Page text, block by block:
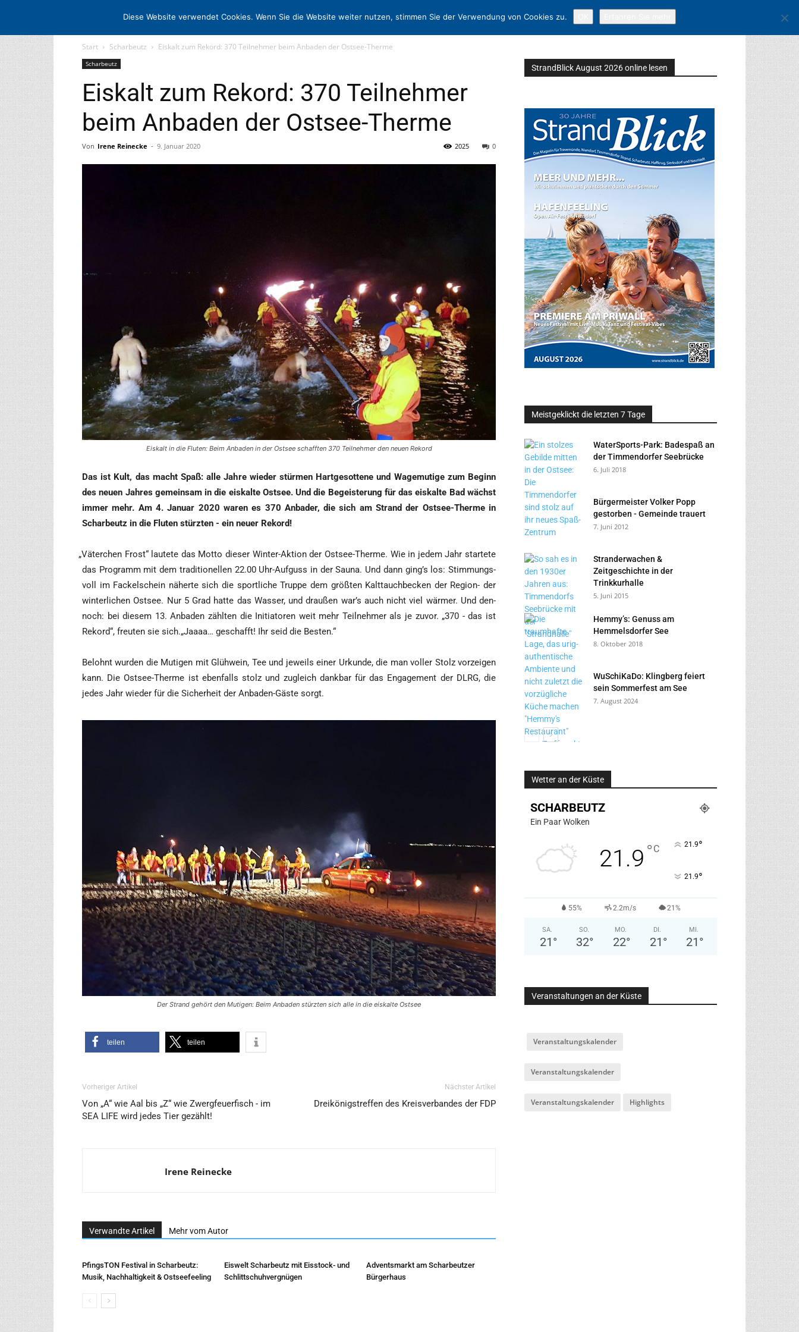
STARTSEITE ARCHIV MEDIADATEN KONTAKT
Start Scharbeutz Eiskalt zum Rekord: 370 Teilnehmer beim Anbaden der Ostsee-Therme
Scharbeutz
Eiskalt zum Rekord: 370 Teilnehmer
beim Anbaden der Ostsee-Therme
Von Irene Reinecke - 9. Januar 2020 0
2025
Eiskalt in die Fluten: Beim Anbaden in der Ostsee schafften 370 Teilnehmer den neuen Rekord
Das ist Kult, das macht Spaß: alle Jah­re wie­der stür­men Hart­ge­sot­te­ne und Wage­mu­ti­ge zum Beginn
des neu­en Jah­res gemein­sam in die eis­kal­te Ost­see. Und die Begeis­te­rung für das eis­kal­te Bad wächst
immer mehr. Am 4. Janu­ar 2020 waren es 370 Anba­der, die sich am Strand der Ost­see-Ther­me in
Schar­beutz in die Flu­ten stürz­ten - ein neu­er Rekord!
„Väter­chen Frost“ lau­te­te das Mot­to die­ser Win­ter-Akti­on der Ost­see-Ther­me. Wie in jedem Jahr star­te­te
das Pro­gramm mit dem tra­di­tio­nel­len 22.00 Uhr-Auf­guss in der Sau­na. Und dann ging’s los: Stim­mungs­
voll im Fackel­schein näher­te sich die sport­li­che Trup­pe dem größ­ten Kalt­tauch­be­cken der Regi­on- der
win­ter­li­chen Ost­see. Nur 5 Grad hat­te das Was­ser, und drau­ßen war’s auch nicht viel wär­mer. Und den­
noch: bei die­sem 13. Anba­den zähl­ten die Initia­to­ren weit mehr Teil­neh­mer als je zuvor. „370 - das ist
Rekord“, freu­ten sie sich.„Jaaaa… geschafft! Ihr seid die Besten.“
Belohnt wur­den die Muti­gen mit Glüh­wein, Tee und jeweils einer Urkun­de, die man vol­ler Stolz vor­zei­gen
kann. Die Ost­see-Ther­me ist eben­falls stolz und zugleich dank­bar für das Enga­ge­ment der DLRG, die
jedes Jahr wie­der für die Sicher­heit der Anba­den-Gäs­te sorgt.
Der Strand gehört den Muti­gen: Beim Anba­den stürz­ten sich alle in die eis­kal­te Ostsee
tei­len tei­len
Vorheriger Artikel
Von „A“ wie Aal bis „Z“ wie Zwergfeuerfisch - im
SEA LIFE wird jedes Tier gezählt!
Nächster Artikel
Dreikönigstreffen des Kreisverbandes der FDP
Irene Reinecke
Verwandte Artikel Mehr vom Autor
PfingsTON Festival in Scharbeutz:
Musik, Nachhaltigkeit & Ostseefeeling
Eiswelt Scharbeutz mit Eisstock- und
Schlittschuhvergnügen
Adventsmarkt am Scharbeutzer
Bürgerhaus
StrandBlick August 2026 online lesen
Meistgeklickt die letzten 7 Tage
WaterSports-Park: Badespaß an
der Timmendorfer Seebrücke
6. Juli 2018
Bürgermeister Volker Popp
gestorben - Gemeinde trauert
7. Juni 2012
Stranderwachen &
Zeitgeschichte in der
Trinkkurhalle
5. Juni 2015
Hemmy’s: Genuss am
Hemmelsdorfer See
8. Oktober 2018
WuSchiKaDo: Klingberg feiert
sein Sommerfest am See
7. August 2024
Wetter an der Küste
SCHARBEUTZ
Ein Paar Wolken
21.9 °C 21.9°
21.9°
55% 2.2m/s 21%
SA.
21 °
SO.
32°
MO.
22°
DI.
21 °
MI.
21 °
Veranstaltungen an der Küste
Veranstaltungskalender
Veranstaltungskalender
Veranstaltungskalender Highlights
Diese Website verwendet Cookies. Wenn Sie die Website weiter nutzen, stimmen Sie der Verwendung von Cookies zu.